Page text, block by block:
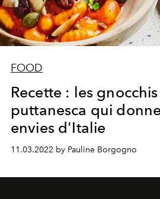
FOOD
Recette : les
puttanesca qui
envies d'Italie
11.03.2022 by Pauline Borgogno